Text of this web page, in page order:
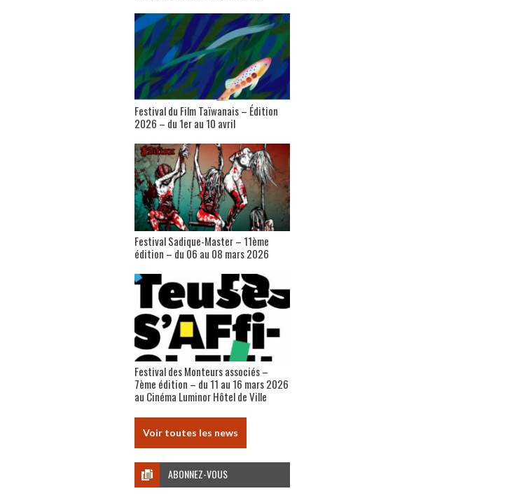
Festival du Film Taïwanais – Édition
2026 – du 1er au 10 avril
Festival Sadique-Master – 11ème
édition – du 06 au 08 mars 2026
Festival des Monteurs associés –
7ème édition – du 11 au 16 mars 2026
au Cinéma Luminor Hôtel de Ville
Voir toutes les news
ABONNEZ-VOUS